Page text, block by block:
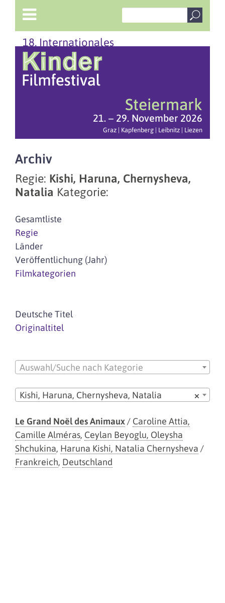
18. Internationales
Steiermark
21. – 29. November 2026
Graz | Kapfenberg | Leibnitz | Liezen
Archiv
Regie: Kishi, Haruna, Chernysheva,
Natalia Kategorie:
Gesamtliste
Regie
Länder
Veröffentlichung (Jahr)
Filmkategorien
Deutsche Titel
Originaltitel
Auswahl/Suche nach Kategorie
×
Kishi, Haruna, Chernysheva, Natalia
Le Grand Noël des Animaux/ Caroline Attia,
Camille Alméras, Ceylan Beyoglu, Oleysha
Shchukina, Haruna Kishi, Natalia Chernysheva /
Frankreich, Deutschland